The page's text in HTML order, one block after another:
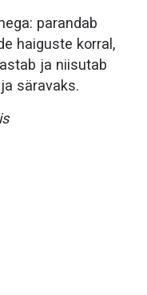
parandab
haiguste korral,
ja niisutab
säravaks.